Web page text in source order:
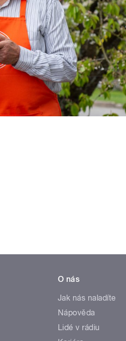
O nás
Jak nás naladíte
Nápověda
Lidé v rádiu